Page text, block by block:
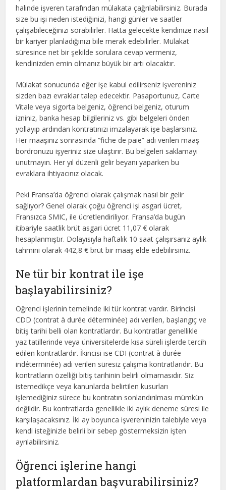
halinde işveren tarafından mülakata çağrılabilirsiniz. Burada
size bu işi neden istediğinizi, hangi günler ve saatler
çalışabileceğinizi sorabilirler. Hatta gelecekte kendinize nasıl
bir kariyer planladığınızı bile merak edebilirler. Mülakat
süresince net bir şekilde sorulara cevap vermeniz,
kendinizden emin olmanız büyük bir artı olacaktır.
Mülakat sonucunda eğer işe kabul edilirseniz işvereniniz
sizden bazı evraklar talep edecektir. Pasaportunuz, Carte
Vitale veya sigorta belgeniz, öğrenci belgeniz, oturum
izniniz, banka hesap bilgileriniz vs. gibi belgeleri önden
yollayıp ardından kontratınızı imzalayarak işe başlarsınız.
Her maaşınız sonrasında “fiche de paie” adı verilen maaş
bordronuzu işyeriniz size ulaştırır. Bu belgeleri saklamayı
unutmayın. Her yıl düzenli gelir beyanı yaparken bu
evraklara ihtiyacınız olacak.
Peki Fransa’da öğrenci olarak çalışmak nasıl bir gelir
sağlıyor? Genel olarak çoğu öğrenci işi asgari ücret,
Fransızca SMIC, ile ücretlendiriliyor. Fransa’da bugün
itibariyle saatlik brüt asgari ücret 11,07 € olarak
hesaplanmıştır. Dolayısıyla haftalık 10 saat çalışırsanız aylık
tahmini olarak 442,8 € brüt bir maaş elde edebilirsiniz.
Ne tür bir kontrat ile işe
başlayabilirsiniz?
Öğrenci işlerinin temelinde iki tür kontrat vardır. Birincisi
CDD (contrat à durée déterminée) adı verilen, başlangıç ve
bitiş tarihi belli olan kontratlardır. Bu kontratlar genellikle
yaz tatillerinde veya üniversitelerde kısa süreli işlerde tercih
edilen kontratlardır. İkincisi ise CDI (contrat à durée
indéterminée) adı verilen süresiz çalışma kontratlarıdır. Bu
kontratların özelliği bitiş tarihinin belirli olmamasıdır. Siz
istemedikçe veya kanunlarda belirtilen kusurları
işlemediğiniz sürece bu kontratın sonlandırılması mümkün
değildir. Bu kontratlarda genellikle iki aylık deneme süresi ile
karşılaşacaksınız. İki ay boyunca işvereninizin talebiyle veya
kendi isteğinizle belirli bir sebep göstermeksizin işten
ayrılabilirsiniz.
Öğrenci işlerine hangi
platformlardan başvurabilirsiniz?